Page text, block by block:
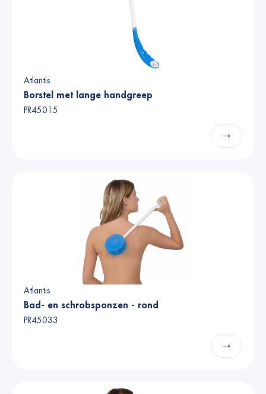
Atlantis
Borstel met lange handgreep
PR45015
→
Atlantis
Bad- en schrobsponzen - rond
PR45033
→